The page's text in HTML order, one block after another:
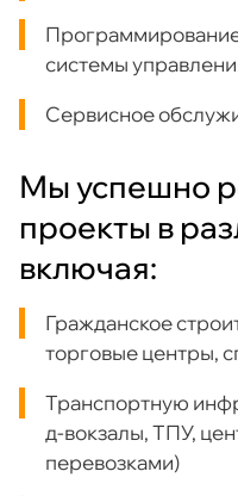
системы
Сервисное
Мы успешно
проекты в
включая:
Гражданское
торговые центры,
Транспортную
д-вокзалы, ТПУ,
перевозками)